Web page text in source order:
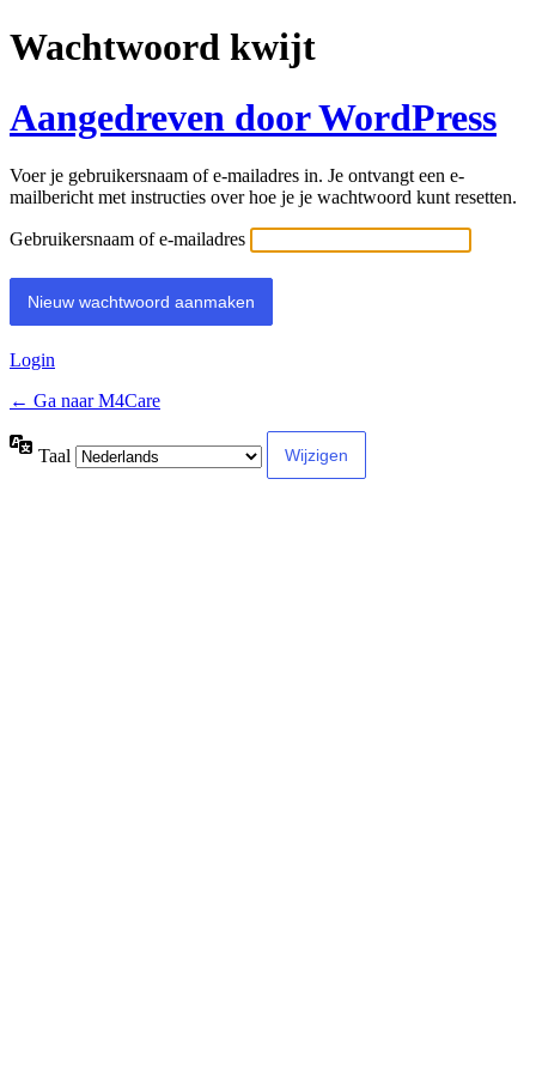
Wachtwoord kwijt
Aangedreven door WordPress
Voer je gebruikersnaam of e-mailadres in. Je ontvangt een e-
mailbericht met instructies over hoe je je wachtwoord kunt resetten.
Gebruikersnaam of e-mailadres
Login
← Ga naar M4Care
Taal